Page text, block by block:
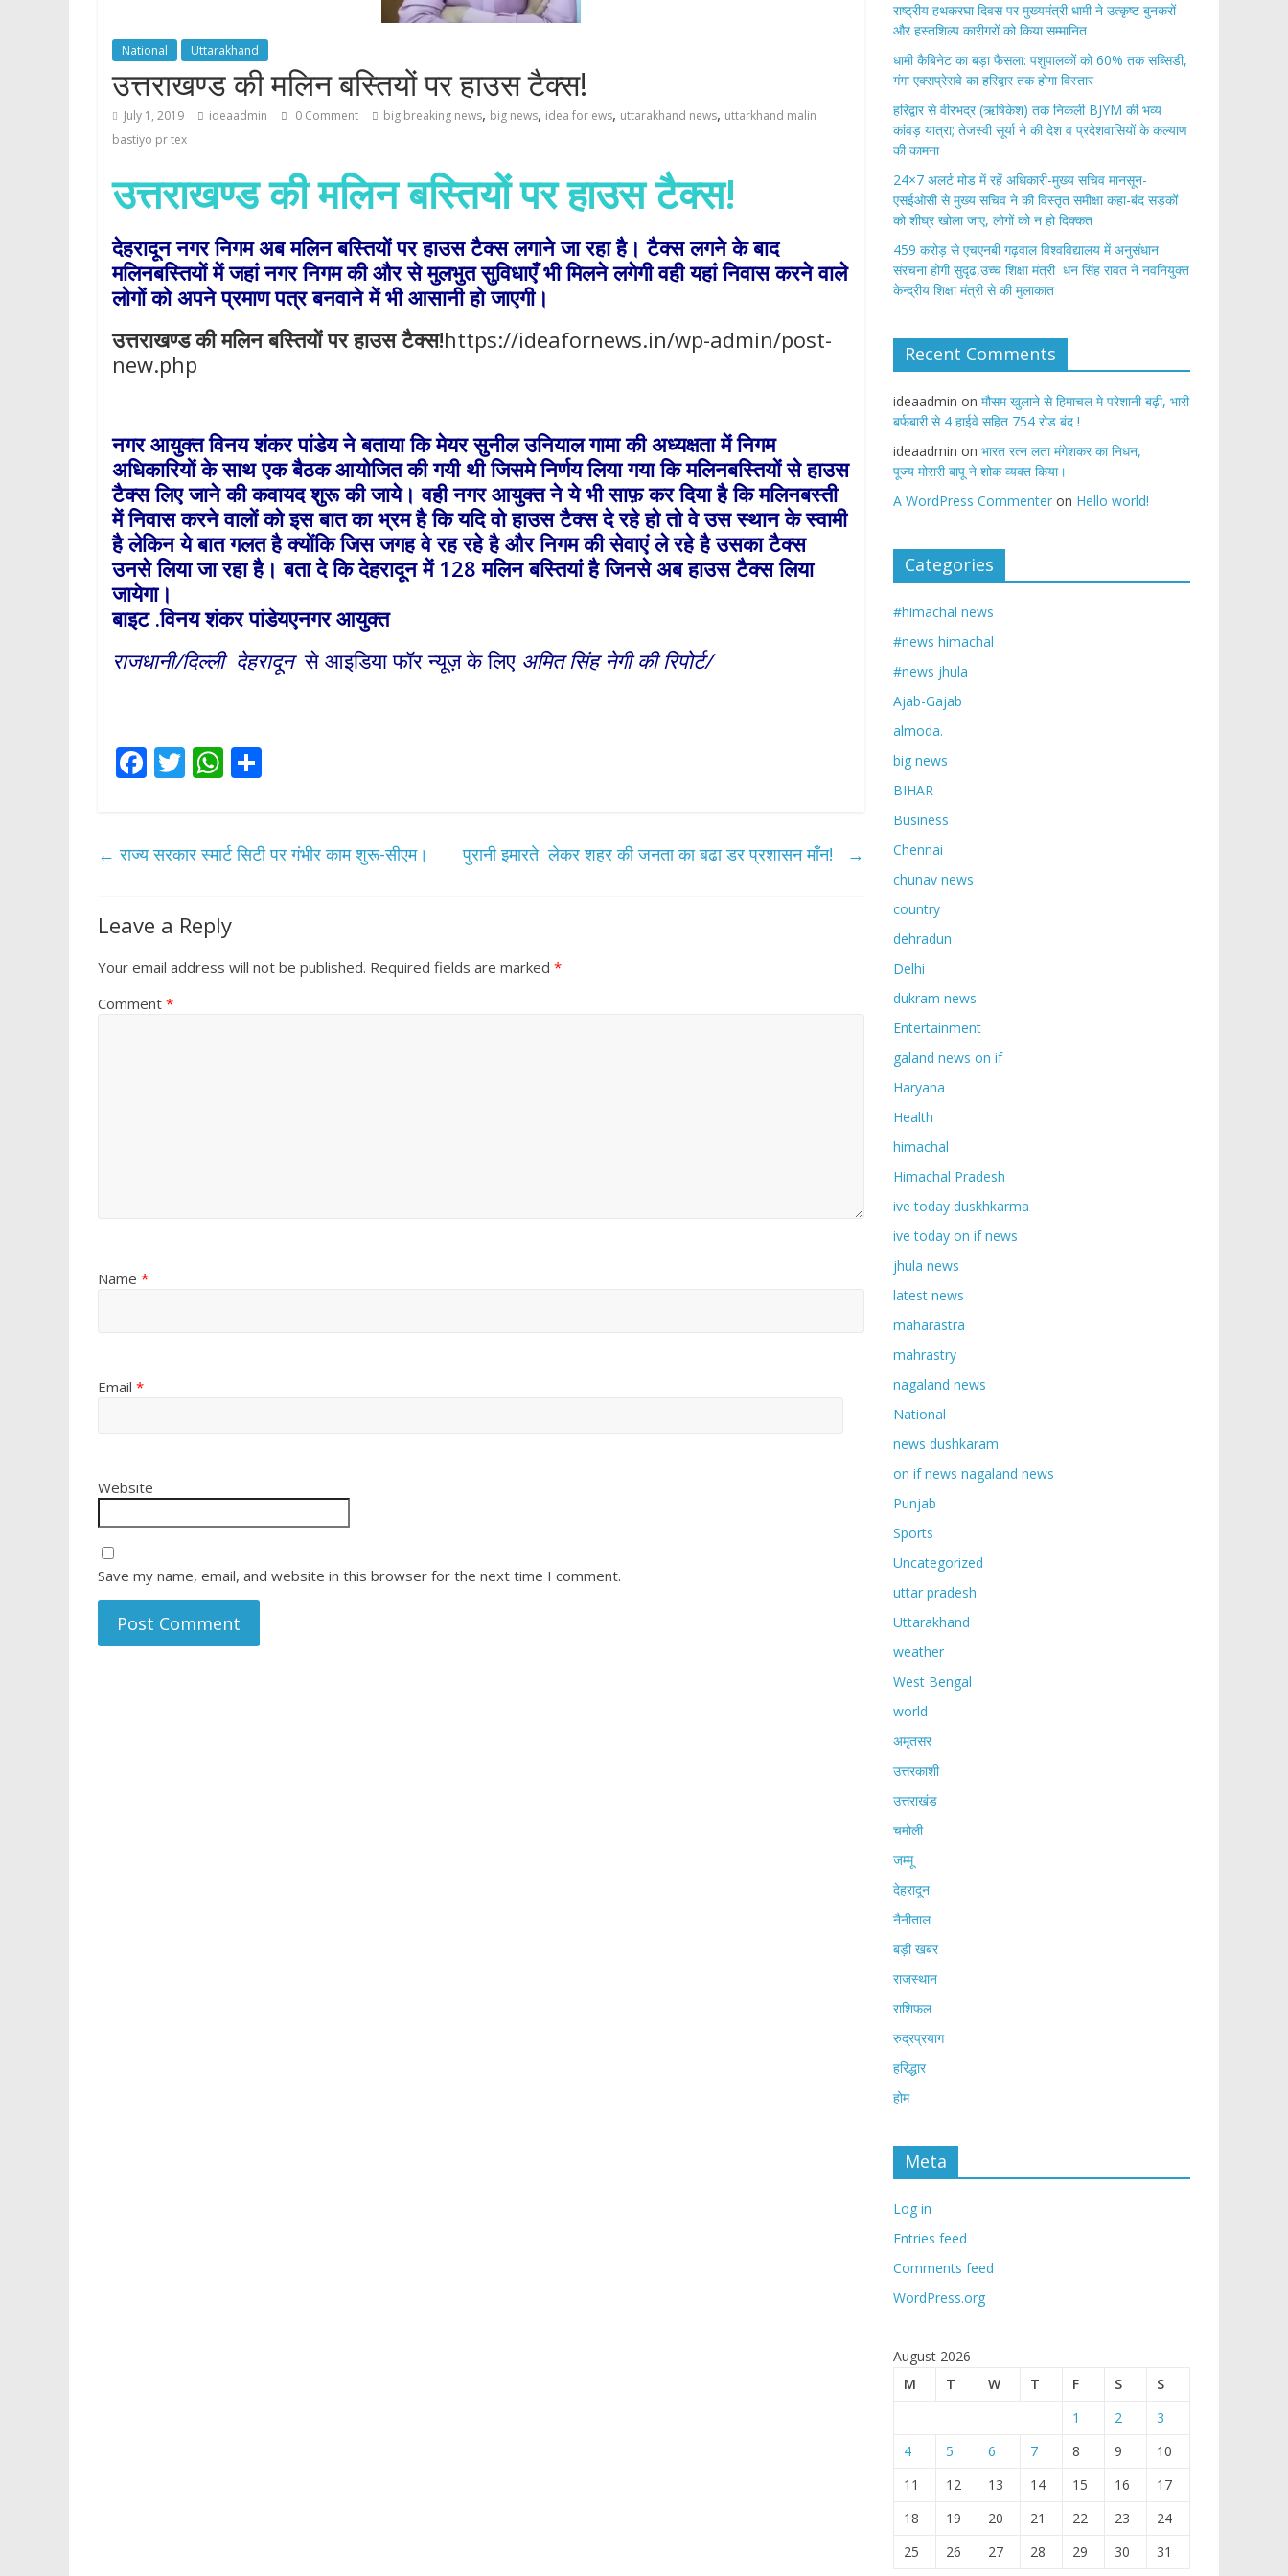
National Uttarakhand
उत्तराखण्ड की मलिन बस्तियों पर हाउस टैक्स!
July 1, 2019 ideaadmin 0 Comment big breaking news, big news, idea for ews, uttarakhand news, uttarkhand malin
bastiyo pr tex
उत्तराखण्ड कीमलिन बस्तियों पर हाउस टैक्स!
देहरादून नगर निगम अब मलिन बस्तियों पर हाउस टैक्स लगाने जा रहा है। टैक्स लगने के बाद
मलिनबस्तियों में जहां नगर निगम की और से मुलभुत सुविधाएँ भी मिलने लगेगी वही यहां निवास करने वाले
लोगों को अपने प्रमाण पत्र बनवाने में भी आसानी हो जाएगी।
उत्तराखण्ड कीमलिन बस्तियों पर हाउस टैक्स!https://ideafornews.in/wp-admin/post-
new.php
नगर आयुक्त विनय शंकर पांडेय ने बताया कि मेयर सुनील उनियाल गामा की अध्यक्षता में निगम
अधिकारियों के साथ एक बैठक आयोजित की गयी थी जिसमे निर्णय लिया गया कि मलिनबस्तियों से हाउस
टैक्स लिए जाने की कवायद शुरू की जाये। वही नगर आयुक्त ने ये भी साफ़ कर दिया है कि मलिनबस्ती
में निवास करने वालों को इस बात का भ्रम है कि यदि वो हाउस टैक्स दे रहे हो तो वे उस स्थान के स्वामी
है लेकिन ये बात गलत है क्योंकि जिस जगह वे रह रहे है और निगम की सेवाएं ले रहे है उसका टैक्स
उनसे लिया जा रहा है। बता दे कि देहरादून में 128मलिन बस्तियां है जिनसे अब हाउस टैक्स लिया
जायेगा।
बाइट .विनय शंकर पांडेयएनगर आयुक्त
राजधानी/दिल्ली देहरादून से आइडिया फॉर न्यूज़ के लिए अमित सिंह नेगी की रिपोर्ट/
F
b
o
k
T
er
W
s
p
p
e
← राज्य सरकार स्मार्ट सिटी पर गंभीर काम शुरू-सीएम। पुरानी इमारते लेकर शहर की जनता का बढा डर प्रशासन माँन! →
Leave a Reply
Your email address will not be published. Required fields are marked *
Comment *
Name *
Email *
Website
Save my name, email, and website in this browser for the next time I comment.
राष्ट्रीय हथकरघा दिवस पर मुख्यमंत्री धामी ने उत्कृष्ट बुनकरों
और हस्तशिल्प कारीगरों को किया सम्मानित
​धामी कैबिनेट का बड़ा फैसला: पशुपालकों को 60% तक सब्सिडी,
गंगा एक्सप्रेसवे का हरिद्वार तक होगा विस्तार
​हरिद्वार से वीरभद्र (ऋषिकेश) तक निकली BJYM की भव्य
कांवड़ यात्रा; तेजस्वी सूर्या ने की देश व प्रदेशवासियों के कल्याण
की कामना
24×7 अलर्ट मोड में रहें अधिकारी-मुख्य सचिव मानसून-
एसईओसी से मुख्य सचिव ने की विस्तृत समीक्षा कहा-बंद सड़कों
को शीघ्र खोला जाए, लोगों को न हो दिक्कत
459 करोड़ से एचएनबी गढ़वाल विश्वविद्यालय में अनुसंधान
संरचना होगी सुदृढ,उच्च शिक्षा मंत्री धन सिंह रावत ने नवनियुक्त
केन्द्रीय शिक्षा मंत्री से की मुलाकात
Recent Comments
ideaadmin on मौसम खुलाने से हिमाचल मे परेशानी बढ़ी, भारी
बर्फबारी से 4 हाईवे सहित 754 रोड बंद !
ideaadmin on भारत रत्न लता मंगेशकर का निधन,
पूज्य मोरारी बापू ने शोक व्यक्त किया।
A WordPress Commenter on Hello world!
Categories
#himachal news
#news himachal
#news jhula
Ajab-Gajab
almoda.
big news
BIHAR
Business
Chennai
chunav news
country
dehradun
Delhi
dukram news
Entertainment
galand news on if
Haryana
Health
himachal
Himachal Pradesh
ive today duskhkarma
ive today on if news
jhula news
latest news
maharastra
mahrastry
nagaland news
National
news dushkaram
on if news nagaland news
Punjab
Sports
Uncategorized
uttar pradesh
Uttarakhand
weather
West Bengal
world
अमृतसर
उत्तरकाशी
उत्तराखंड
चमोली
जम्मू
देहरादून
नैनीताल
बड़ी खबर
राजस्थान
राशिफल
रुद्रप्रयाग
हरिद्धार
होम
Meta
Log in
Entries feed
Comments feed
WordPress.org
August 2026
M
T W T F S
S
1
2
3
4
5 6 7 8 9
10
11
12 13 14 15 16
17
18
19 20 21 22 23
24
25
26 27 28 29 30 31